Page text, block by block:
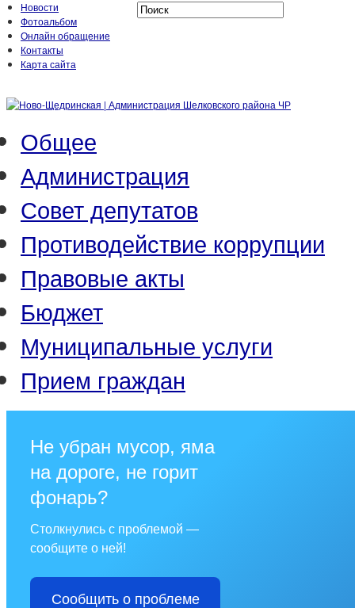
Новости
Фотоальбом
Онлайн обращение
Контакты
Карта сайта
Общее
Администрация
Совет депутатов
Противодействие коррупции
Правовые акты
Бюджет
Муниципальные услуги
Прием граждан
Не убран мусор, яма
на дороге, не горит
фонарь?
Столкнулись с проблемой —
сообщите о ней!
Сообщить о проблеме